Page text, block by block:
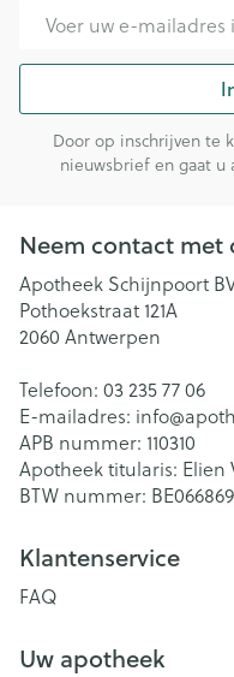
Door op inschrijven te
nieuwsbrief en gaat u
Neem contact met
Apotheek Schijnpoort
Pothoekstraat 121A
2060 Antwerpen
Telefoon: 03 235 77 06
E-mailadres: info@
APB nummer: 110310
Apotheek titularis: Elien
BTW nummer:
Klantenservice
FAQ
Uw apotheek